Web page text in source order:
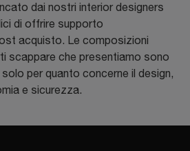
dai nostri interior designers
di offrire supporto
acquisto. Le composizioni
scappare che presentiamo sono
per quanto concerne il design,
e sicurezza.